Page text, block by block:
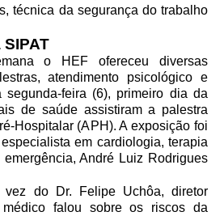
técnica da segurança do trabalho
o HEF ofereceu diversas
atendimento psicológico e
segunda-feira (6), primeiro dia da
de saúde assistiram a palestra
Hospitalar (APH). A exposição foi
em cardiologia, terapia
André Luiz Rodrigues
vez do Dr. Felipe Uchôa, diretor
falou sobre os riscos da